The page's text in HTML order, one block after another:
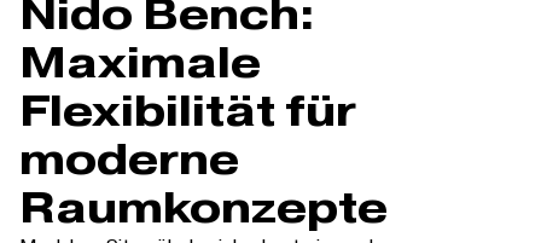
Nido Bench:
Maximale
Flexibilität für
moderne
Raumkonzepte